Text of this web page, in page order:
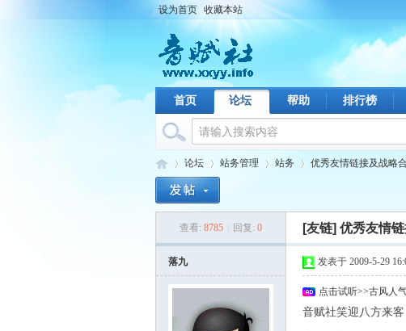
设为首页 收藏本站
首页 论坛 帮助 排行榜
论坛
›
站务管理
›
站务 优秀友情链接及战略
查看: 8785 回复: 0 [友链] 优秀友情
落九 发表于 2009-5-29
点击试听>>古风人
音赋社笑迎八方来客